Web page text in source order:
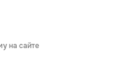
на сайте